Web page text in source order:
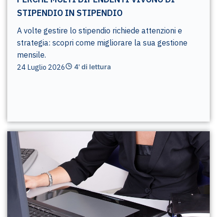
STIPENDIO IN STIPENDIO
A volte gestire lo stipendio richiede attenzioni e
strategia: scopri come migliorare la sua gestione
mensile.
24 Luglio 2026 4' di lettura